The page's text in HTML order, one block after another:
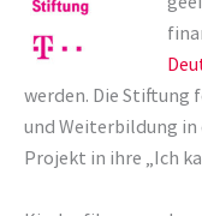
werden. Die Stiftung
und Weiterbildung
Projekt in ihre „Ich